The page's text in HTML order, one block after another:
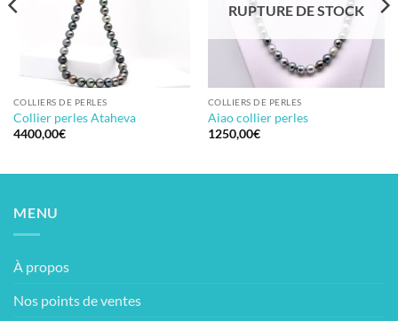
COLLIERS DE PERLES
Collier perles Ataheva
4400,00€
RUPTURE DE STOCK
COLLIERS DE PERLES
Aiao collier perles
1250,00€
MENU
À propos
Nos points de ventes